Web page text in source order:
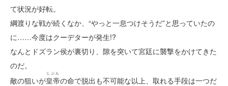
て状況が好転。
綱渡りな戦が続くなか、“やっと一息つけそうだ”と思っていたの
に……今度はクーデターが発生!?
なんとドズラン侯が裏切り、隙を突いて宮廷に襲撃をかけてきた
のだ。
敵の狙いが皇帝
じぶん
の命で脱出も不可能な以上、取れる手段は一つだ